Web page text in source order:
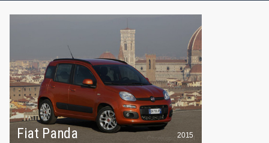
Fiat Panda 2015